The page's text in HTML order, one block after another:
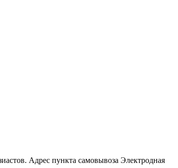
Адрес пункта самовывоза Электродная